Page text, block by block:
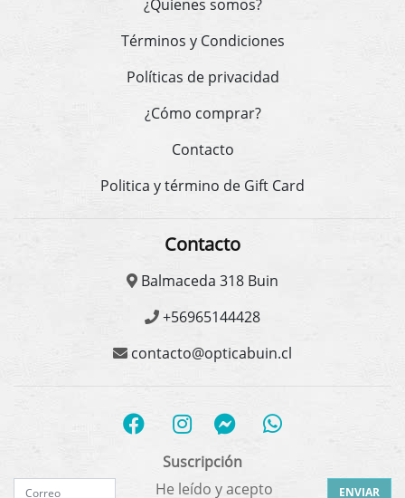
¿Quienes somos?
Términos y Condiciones
Políticas de privacidad
¿Cómo comprar?
Contacto
Politica y término de Gift Card
Contacto
Balmaceda 318 Buin
+56965144428
contacto@opticabuin.cl
Suscripción
He leído y acepto
ENVIAR